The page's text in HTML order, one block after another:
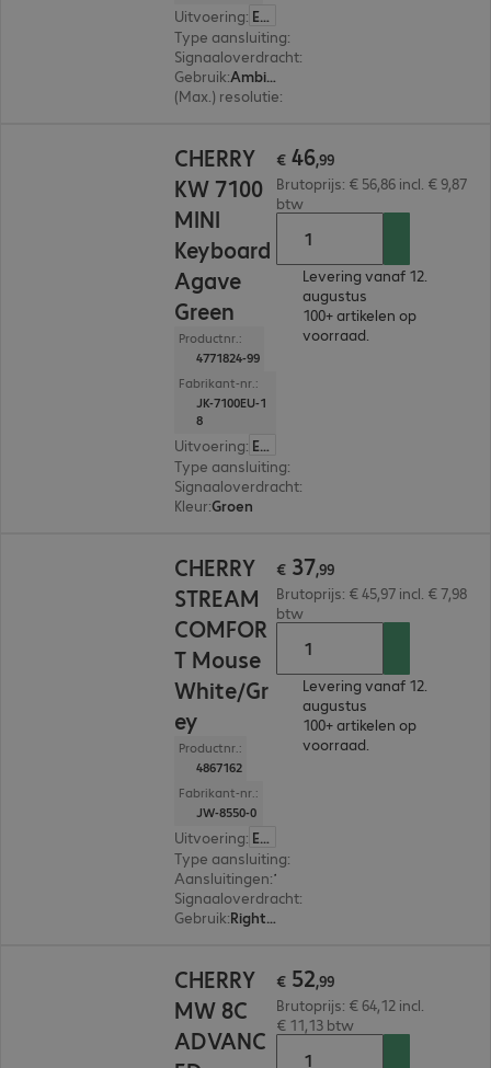
Uitvoering: Europa
Type aansluiting:
Signaaloverdracht:
Gebruik:
Ambidextrous
(Max.) resolutie:
CHERRY
KW 7100
MINI
Keyboard
Agave
Green
Productnr.:
4771824-99
Fabrikant-nr.:
JK-7100EU-1
8
Uitvoering: Europa (Engels)
Type aansluiting:
Signaaloverdracht:
Kleur:Groen
€ 46,99
Brutoprijs: € 56,86 incl. € 9,87
btw
Levering vanaf 12.
augustus
100+ artikelen op
voorraad.
CHERRY
STREAM
COMFOR
T Mouse
White/Gr
ey
Productnr.:
4867162
Fabrikant-nr.:
JW-8550-0
Uitvoering: Europa
Type aansluiting:
Aansluitingen:
Signaaloverdracht:
Gebruik: Right-handed
€ 37,99
Brutoprijs: € 45,97 incl. € 7,98
btw
Levering vanaf 12.
augustus
100+ artikelen op
voorraad.
CHERRY
MW 8C
ADVANC
€ 52,99
Brutoprijs: € 64,12 incl.
€ 11,13 btw